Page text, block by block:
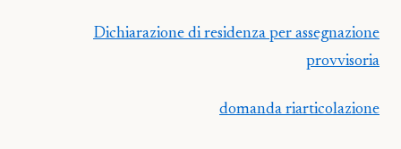
Dichiarazione di residenza per assegnazione
provvisoria
domanda riarticolazione